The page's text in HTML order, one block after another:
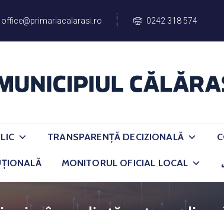
office@primariacalarasi.ro 0242 318 574
TRANSPARENȚĂ DECIZIONALĂ
MONITORUL OFICIAL LOCAL